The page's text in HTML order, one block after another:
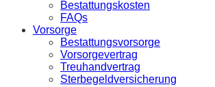
Bestattungskosten
FAQs
Vorsorge
Bestattungsvorsorge
Vorsorgevertrag
Treuhandvertrag
Sterbegeldversicherung